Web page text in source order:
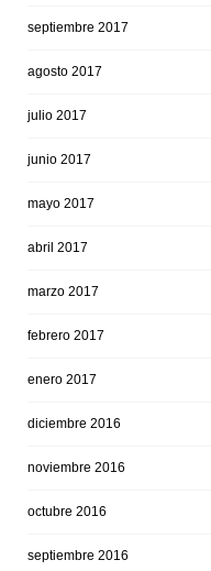
septiembre 2017
agosto 2017
julio 2017
junio 2017
mayo 2017
abril 2017
marzo 2017
febrero 2017
enero 2017
diciembre 2016
noviembre 2016
octubre 2016
septiembre 2016